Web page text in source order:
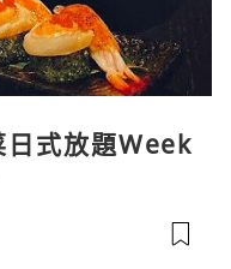
日式放題Week